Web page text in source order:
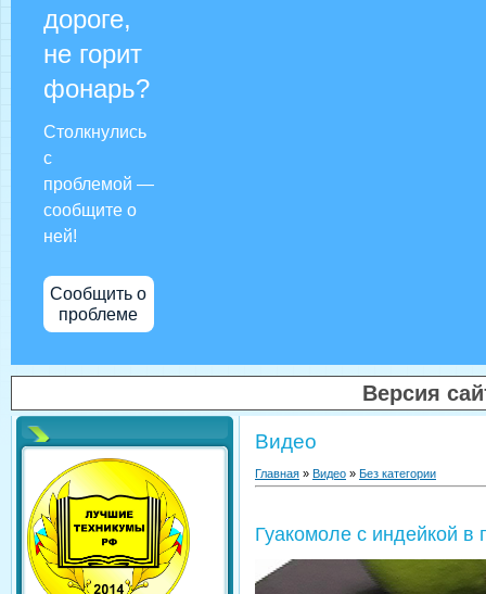
дороге,
не горит
фонарь?
Столкнулись
с
проблемой —
сообщите о
ней!
Сообщить о
проблеме
Версия
Видео
Главная » Видео » Без категории
Гуакомоле с индейкой в